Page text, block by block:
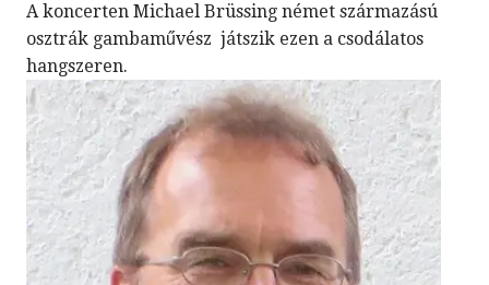
A koncerten Michael Brüssing német származású
osztrák gambaművész játszik ezen a csodálatos
hangszeren.